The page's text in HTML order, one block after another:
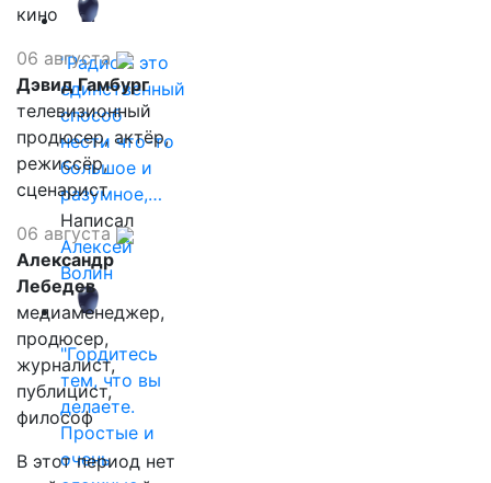
"Радио - это
единственный
способ
нести что-то
большое и
разумное,…
Написал
Алексей
Волин
"Гордитесь
тем, что вы
делаете.
Простые и
очень
кино
06 августа
Дэвид Гамбург
телевизионный
продюсер, актёр,
режиссёр,
сценарист
06 августа
Александр
Лебедев
медиаменеджер,
продюсер,
журналист,
публицист,
философ
В этот период нет